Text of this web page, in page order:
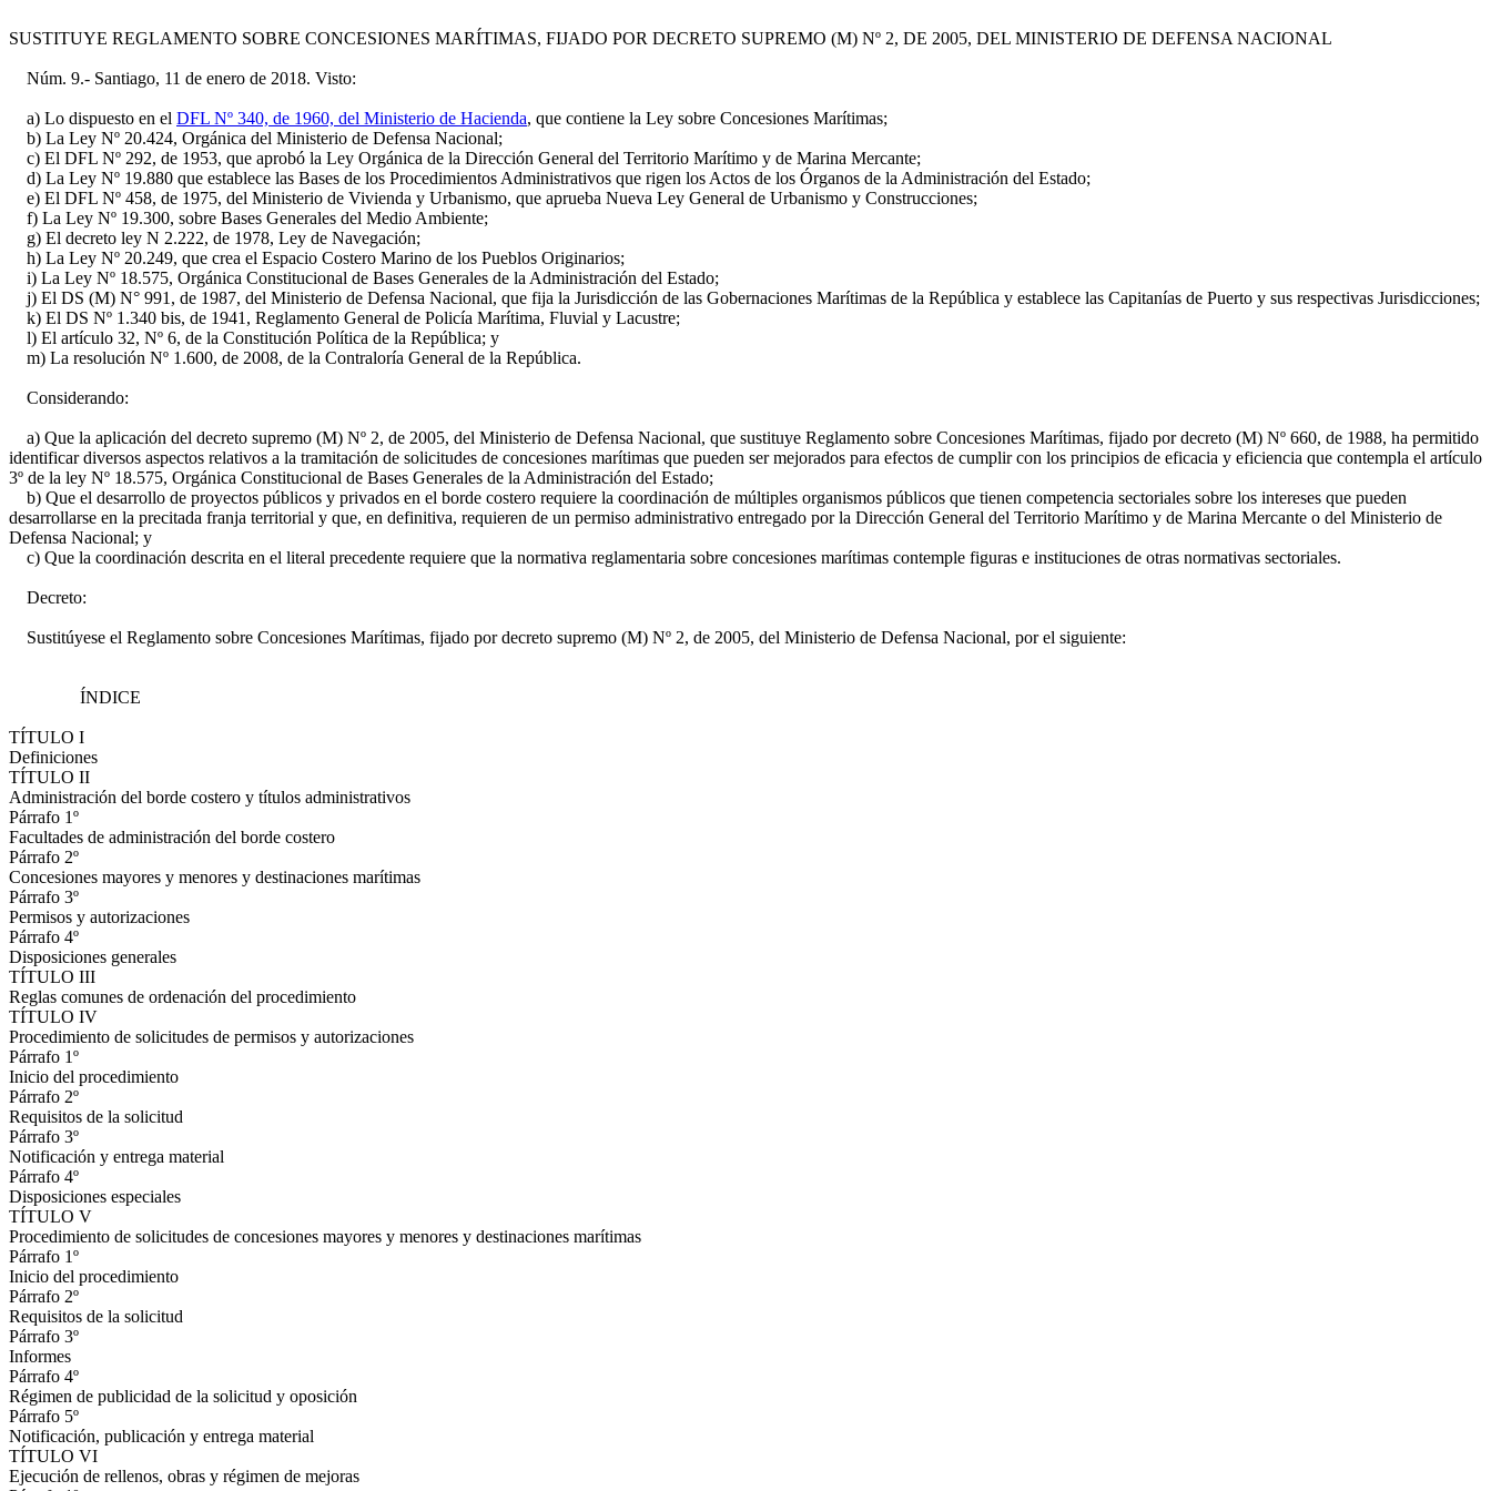
SUSTITUYE REGLAMENTO SOBRE CONCESIONES MARÍTIMAS, FIJADO POR DECRETO SUPREMO (M) Nº 2, DE 2005, DEL MINISTERIO DE DEFENSA NACIONAL
Núm. 9.- Santiago, 11 de enero de 2018. Visto:
a) Lo dispuesto en el DFL Nº 340, de 1960, del Ministerio de Hacienda, que contiene la Ley sobre Concesiones Marítimas;
b) La Ley Nº 20.424, Orgánica del Ministerio de Defensa Nacional;
c) El DFL Nº 292, de 1953, que aprobó la Ley Orgánica de la Dirección General del Territorio Marítimo y de Marina Mercante;
d) La Ley Nº 19.880 que establece las Bases de los Procedimientos Administrativos que rigen los Actos de los Órganos de la Administración del Estado;
e) El DFL Nº 458, de 1975, del Ministerio de Vivienda y Urbanismo, que aprueba Nueva Ley General de Urbanismo y Construcciones;
f) La Ley Nº 19.300, sobre Bases Generales del Medio Ambiente;
g) El decreto ley N 2.222, de 1978, Ley de Navegación;
h) La Ley Nº 20.249, que crea el Espacio Costero Marino de los Pueblos Originarios;
i) La Ley Nº 18.575, Orgánica Constitucional de Bases Generales de la Administración del Estado;
j) El DS (M) N° 991, de 1987, del Ministerio de Defensa Nacional, que fija la Jurisdicción de las Gobernaciones Marítimas de la República y establece las Capitanías de Puerto y sus respectivas Jurisdicciones;
k) El DS Nº 1.340 bis, de 1941, Reglamento General de Policía Marítima, Fluvial y Lacustre;
l) El artículo 32, Nº 6, de la Constitución Política de la República; y
m) La resolución Nº 1.600, de 2008, de la Contraloría General de la República.
Considerando:
a) Que la aplicación del decreto supremo (M) Nº 2, de 2005, del Ministerio de Defensa Nacional, que sustituye Reglamento sobre Concesiones Marítimas, fijado por decreto (M) Nº 660, de 1988, ha permitido
identificar diversos aspectos relativos a la tramitación de solicitudes de concesiones marítimas que pueden ser mejorados para efectos de cumplir con los principios de eficacia y eficiencia que contempla el artículo
3º de la ley Nº 18.575, Orgánica Constitucional de Bases Generales de la Administración del Estado;
b) Que el desarrollo de proyectos públicos y privados en el borde costero requiere la coordinación de múltiples organismos públicos que tienen competencia sectoriales sobre los intereses que pueden
desarrollarse en la precitada franja territorial y que, en definitiva, requieren de un permiso administrativo entregado por la Dirección General del Territorio Marítimo y de Marina Mercante o del Ministerio de
Defensa Nacional; y
c) Que la coordinación descrita en el literal precedente requiere que la normativa reglamentaria sobre concesiones marítimas contemple figuras e instituciones de otras normativas sectoriales.
Decreto:
Sustitúyese el Reglamento sobre Concesiones Marítimas, fijado por decreto supremo (M) Nº 2, de 2005, del Ministerio de Defensa Nacional, por el siguiente:
ÍNDICE
TÍTULO I
Definiciones
TÍTULO II
Administración del borde costero y títulos administrativos
Párrafo 1º
Facultades de administración del borde costero
Párrafo 2º
Concesiones mayores y menores y destinaciones marítimas
Párrafo 3º
Permisos y autorizaciones
Párrafo 4º
Disposiciones generales
TÍTULO III
Reglas comunes de ordenación del procedimiento
TÍTULO IV
Procedimiento de solicitudes de permisos y autorizaciones
Párrafo 1º
Inicio del procedimiento
Párrafo 2º
Requisitos de la solicitud
Párrafo 3º
Notificación y entrega material
Párrafo 4º
Disposiciones especiales
TÍTULO V
Procedimiento de solicitudes de concesiones mayores y menores y destinaciones marítimas
Párrafo 1º
Inicio del procedimiento
Párrafo 2º
Requisitos de la solicitud
Párrafo 3º
Informes
Párrafo 4º
Régimen de publicidad de la solicitud y oposición
Párrafo 5º
Notificación, publicación y entrega material
TÍTULO VI
Ejecución de rellenos, obras y régimen de mejoras